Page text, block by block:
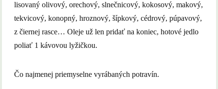
lisovaný olivový, orechový, slnečnicový, kokosový, makový,
tekvicový, konopný, hroznový, šípkový, cédrový, púpavový,
z čiernej rasce… Oleje už len pridať na koniec, hotové jedlo
poliať 1 kávovou lyžičkou.
Čo najmenej priemyselne vyrábaných potravín.